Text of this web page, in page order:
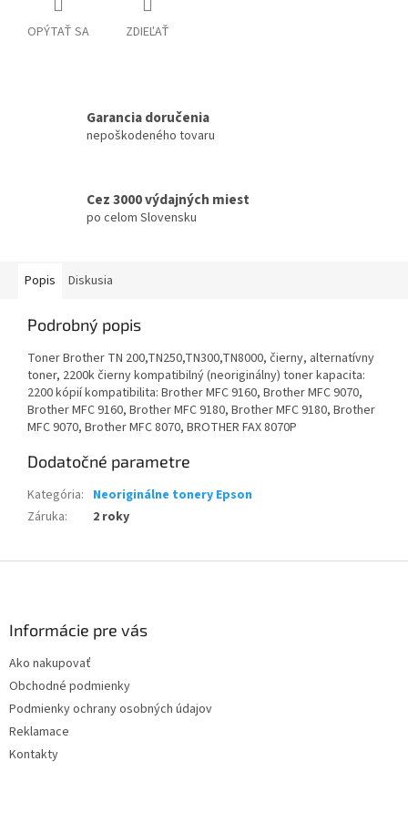
OPÝTAŤ SA ZDIEĽAŤ
Garancia doručenia
nepoškodeného tovaru
Cez 3000 výdajných miest
po celom Slovensku
Popis Diskusia
Podrobný popis
Toner Brother TN 200,TN250,TN300,TN8000, čierny, alternatívny
toner, 2200k čierny kompatibilný (neoriginálny) toner kapacita:
2200 kópií kompatibilita: Brother MFC 9160, Brother MFC 9070,
Brother MFC 9160, Brother MFC 9180, Brother MFC 9180, Brother
MFC 9070, Brother MFC 8070, BROTHER FAX 8070P
Dodatočné parametre
Kategória: Neoriginálne tonery Epson
Záruka: 2 roky
Informácie pre vás
Ako nakupovať
Obchodné podmienky
Podmienky ochrany osobných údajov
Reklamace
Kontakty